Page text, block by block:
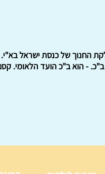
אושר על-ידי מחלקת החנוך של כנסת
- הוא ב"כ הועד הלאומי.